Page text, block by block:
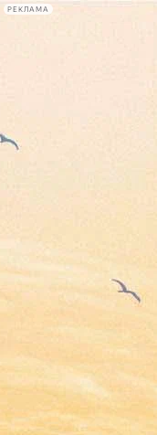
РЕКЛАМА
лекции
книги